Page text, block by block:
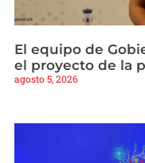
El equipo de
el proyecto de la
agosto 5, 2026